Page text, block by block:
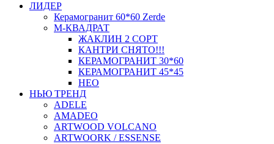
ЛИДЕР
Керамогранит 60*60 Zerde
М-КВАДРАТ
ЖАКЛИН 2 СОРТ
КАНТРИ СНЯТО!!!
КЕРАМОГРАНИТ 30*60
КЕРАМОГРАНИТ 45*45
НЕО
НЬЮ ТРЕНД
ADELE
AMADEO
ARTWOOD VOLCANO
ARTWOORK / ESSENSE